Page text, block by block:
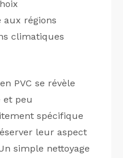
régions
climatiques
PVC se révèle
peu
spécifique
leur aspect
simple nettoyage